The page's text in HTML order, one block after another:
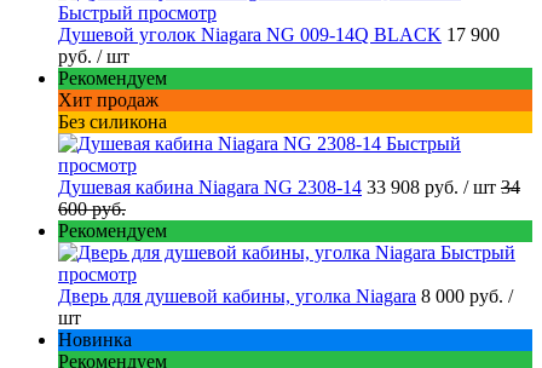
Быстрый просмотр
Душевой уголок Niagara NG 009-14Q BLACK 17 900
руб. / шт
Рекомендуем
Хит продаж
Без силикона
Быстрый
просмотр
Душевая кабина Niagara NG 2308-14 33 908 руб. / шт 34
600 руб.
Рекомендуем
Быстрый
просмотр
Дверь для душевой кабины, уголка Niagara 8 000 руб. /
шт
Новинка
Рекомендуем